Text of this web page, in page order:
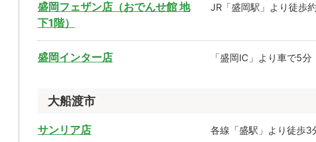
盛岡フェザン店（おでんせ館 地
下1階）
JR「盛岡駅」より徒歩
盛岡インター店 「盛岡IC」より車で5分
大船渡市
サンリア店 各線「盛駅」より徒歩3